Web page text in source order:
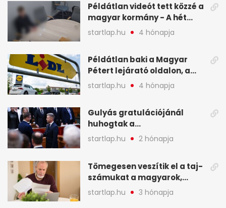
Példátlan videót tett közzé a
magyar kormány - A hét
legfontosabb hírei
képekben
startlap.hu 4 hónapja
Példátlan baki a Magyar
Pétert lejárató oldalon, a
Lidlnek azonnal lépnie
kellett - A hét legfontosabb
startlap.hu 4 hónapja
Gulyás gratulációjánál
huhogtak a
leghangosabban, miután
Magyart miniszterelnökké
legfontosabb hírei
képekben
startlap.hu 2 hónapja
Tömegesen veszítik el a taj-
számukat a magyarok,
sokak ellen eljárást indít a
NAV - A hét hírei képekben
startlap.hu 3 hónapja